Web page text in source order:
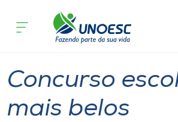
Cursos
acontece
Concurso
mais belos